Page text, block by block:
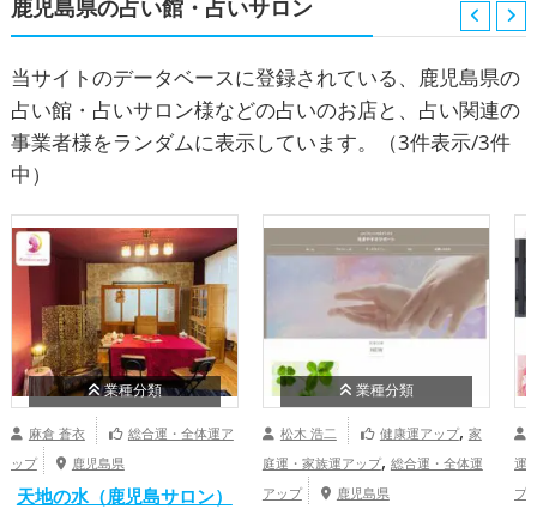
鹿児島県の占い館・占いサロン
当サイトのデータベースに登録されている、鹿児島県の
占い館・占いサロン様などの占いのお店と、占い関連の
事業者様をランダムに表示しています。
（3件表示/3件
中）
業種分類
麻倉 蒼衣
総合運・全体運ア
ップ
鹿児島県
天地の水（鹿児島サロン）
業種分類
松木 浩二 健康運アップ, 家
庭運・家族運アップ, 総合運・全体運
アップ
鹿児島県
運
プ